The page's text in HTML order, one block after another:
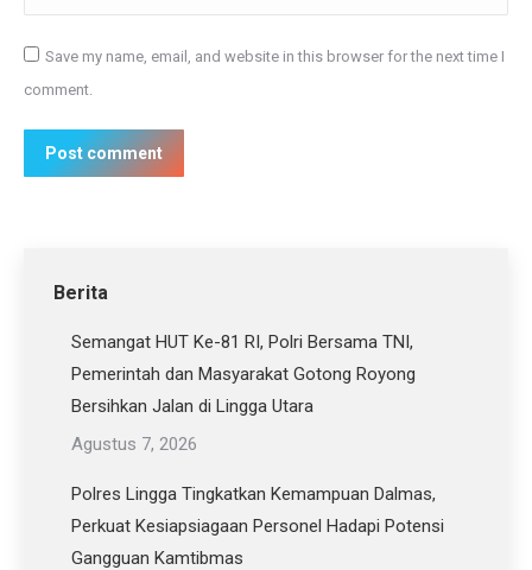
Save my name, email, and website in this browser for the next time I
comment.
Post comment
Berita
Semangat HUT Ke-81 RI, Polri Bersama TNI,
Pemerintah dan Masyarakat Gotong Royong
Bersihkan Jalan di Lingga Utara
Agustus 7, 2026
Polres Lingga Tingkatkan Kemampuan Dalmas,
Perkuat Kesiapsiagaan Personel Hadapi Potensi
Gangguan Kamtibmas